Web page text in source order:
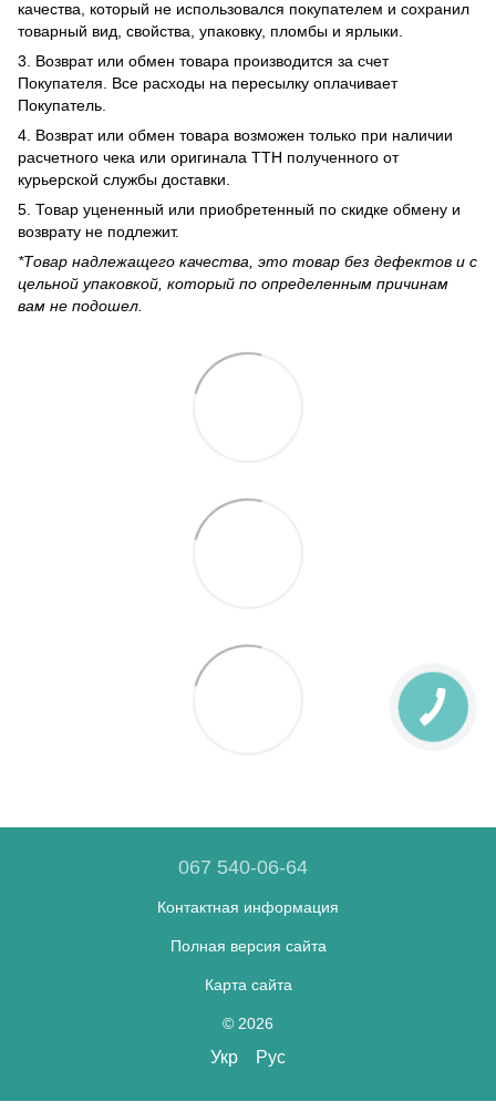
качества, который не использовался покупателем и сохранил
товарный вид, свойства, упаковку, пломбы и ярлыки.
3. Возврат или обмен товара производится за счет
Покупателя. Все расходы на пересылку оплачивает
Покупатель.
4. Возврат или обмен товара возможен только при наличии
расчетного чека или оригинала ТТН полученного от
курьерской службы доставки.
5. Товар уцененный или приобретенный по скидке обмену и
возврату не подлежит.
*Товар надлежащего качества, это товар без дефектов и с
цельной упаковкой, который по определенным причинам
вам не подошел.
067 540-06-64
Контактная информация
Полная версия сайта
Карта сайта
© 2026
Укр Рус